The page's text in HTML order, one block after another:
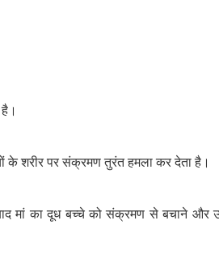
के शरीर पर संक्रमण तुरंत हमला कर देता है।
मां का दूध बच्चे को संक्रमण से बचाने और